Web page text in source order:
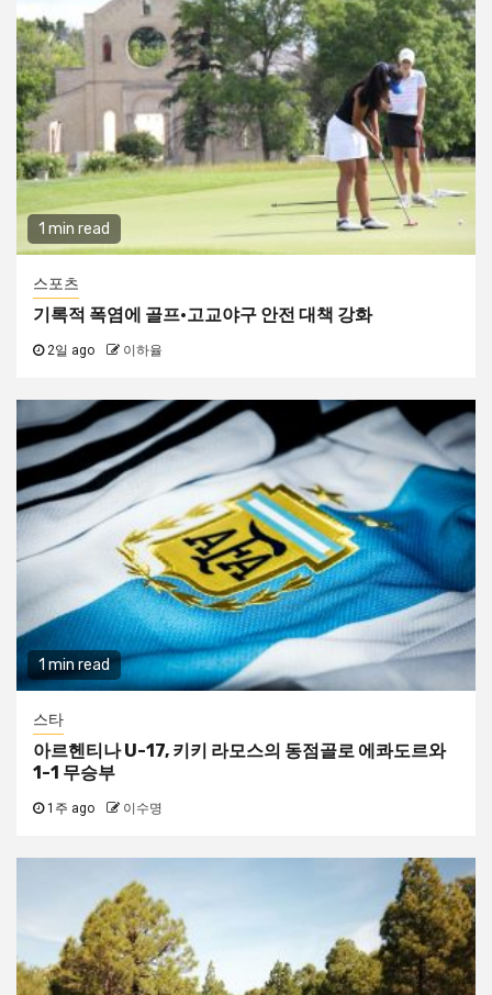
1 min read
스포츠
기록적 폭염에 골프·고교야구 안전 대책 강화
2일 ago 이하율
1 min read
스타
아르헨티나 U-17, 키키 라모스의 동점골로 에콰도르와
1-1 무승부
1주 ago 이수명